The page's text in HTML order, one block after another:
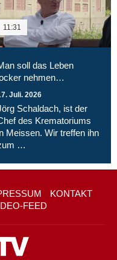
11:31
soll das Leben
nehmen…
Juli. 2026
Schaldach, ist der
des Krematoriums
Meissen. Wir treffen ihn
…
KONTAKT
FEED